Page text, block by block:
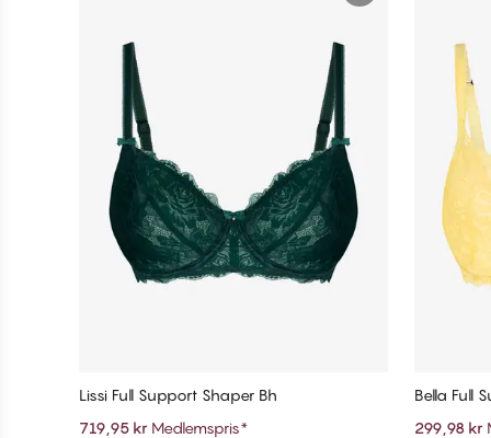
Lissi Full Support Shaper Bh
719,95 kr Medlemspris*
Bella Full
299,98 kr